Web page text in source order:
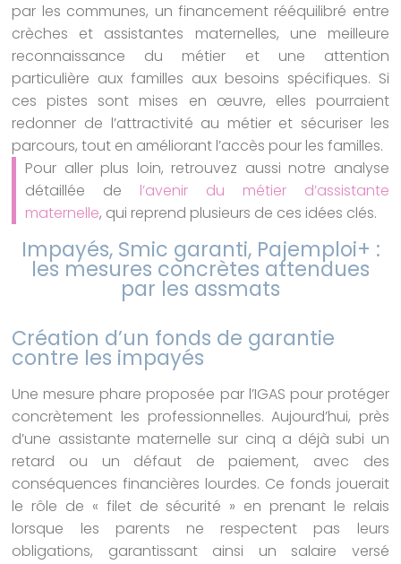
par les communes, un financement rééquilibré entre
crèches et assistantes maternelles, une meilleure
reconnaissance du métier et une attention
particulière aux familles aux besoins spécifiques. Si
ces pistes sont mises en œuvre, elles pourraient
redonner de l’attractivité au métier et sécuriser les
parcours, tout en améliorant l’accès pour les familles.
Pour aller plus loin, retrouvez aussi notre analyse
détaillée de l’avenir du métier d’assistante
maternelle, qui reprend plusieurs de ces idées clés.
Impayés, Smic garanti, Pajemploi+ :
les mesures concrètes attendues
par les assmats
Création d’un fonds de garantie
contre les impayés
Une mesure phare proposée par l’IGAS pour protéger
concrètement les professionnelles. Aujourd’hui, près
d’une assistante maternelle sur cinq a déjà subi un
retard ou un défaut de paiement, avec des
conséquences financières lourdes. Ce fonds jouerait
le rôle de « filet de sécurité » en prenant le relais
lorsque les parents ne respectent pas leurs
obligations, garantissant ainsi un salaire versé